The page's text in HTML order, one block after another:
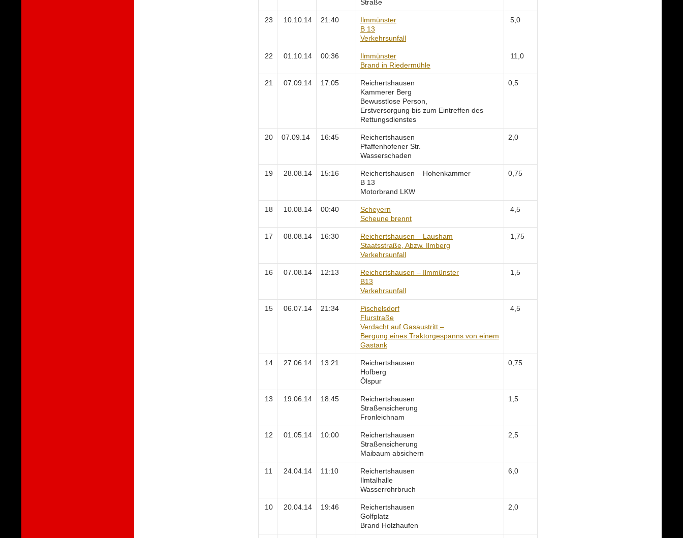
Straße
23 10.10.14 21:40
Ilmmünster
B 13
Verkehrsunfall
5,0
22 01.10.14 00:36
Ilmmünster
Brand in Riedermühle
11,0
21 07.09.14 17:05
Reichertshausen
Kammerer Berg
Bewusstlose Person,
Erstversorgung bis zum Eintreffen des
Rettungsdienstes
0,5
20 07.09.14 16:45
Reichertshausen
Pfaffenhofener Str.
Wasserschaden
2,0
19 28.08.14 15:16
Reichertshausen – Hohenkammer
B 13
Motorbrand LKW
0,75
18 10.08.14 00:40
Scheyern
Scheune brennt
4,5
17 08.08.14 16:30
Reichertshausen – Lausham
Staatsstraße, Abzw. Ilmberg
Verkehrsunfall
1,75
16 07.08.14 12:13
Reichertshausen – Ilmmünster
B13
Verkehrsunfall
1,5
15 06.07.14 21:34
Pischelsdorf
Flurstraße
Verdacht auf Gasaustritt –
Bergung eines Traktorgespanns von einem
Gastank
4,5
14 27.06.14 13:21
Reichertshausen
Hofberg
Ölspur
0,75
13 19.06.14 18:45
Reichertshausen
Straßensicherung
Fronleichnam
1,5
12 01.05.14 10:00
Reichertshausen
Straßensicherung
Maibaum absichern
2,5
11 24.04.14 11:10
Reichertshausen
Ilmtalhalle
Wasserrohrbruch
6,0
10 20.04.14 19:46
Reichertshausen
Golfplatz
Brand Holzhaufen
2,0